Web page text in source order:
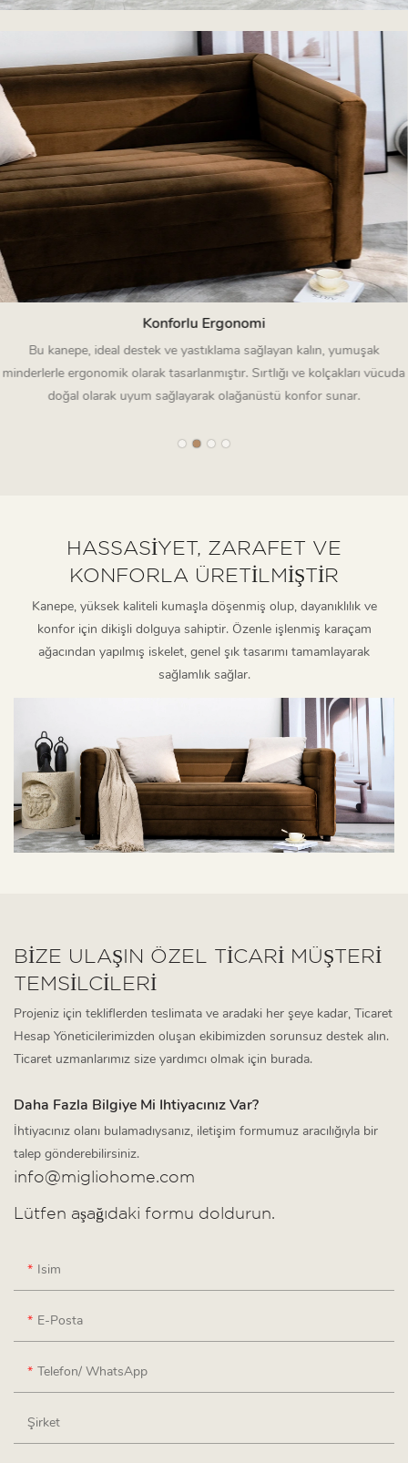
Konforlu Ergonomi
Bu kanepe, ideal destek ve yastıklama sağlayan kalın, yumuşak
minderlerle ergonomik olarak tasarlanmıştır. Sırtlığı ve kolçakları vücuda
doğal olarak uyum sağlayarak olağanüstü konfor sunar.
HASSASIYET, ZARAFET VE
KONFORLA ÜRETILMIŞTIR
Kanepe, yüksek kaliteli kumaşla döşenmiş olup, dayanıklılık ve
konfor için dikişli dolguya sahiptir. Özenle işlenmiş karaçam
ağacından yapılmış iskelet, genel şık tasarımı tamamlayarak
sağlamlık sağlar.
BİZE ULAŞIN ÖZEL TICARI MÜŞTERI
TEMSILCILERI
Projeniz için tekliflerden teslimata ve aradaki her şeye kadar, Ticaret
Hesap Yöneticilerimizden oluşan ekibimizden sorunsuz destek alın.
Ticaret uzmanlarımız size yardımcı olmak için burada.
Daha Fazla Bilgiye Mi Ihtiyacınız Var?
İhtiyacınız olanı bulamadıysanız, iletişim formumuz aracılığıyla bir
talep gönderebilirsiniz.
info@migliohome.com
Lütfen aşağıdaki formu doldurun.
Isim
E-Posta
Telefon/ WhatsApp
Şirket